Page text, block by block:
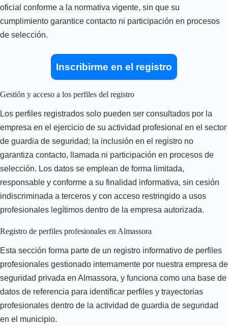
oficial conforme a la normativa vigente, sin que su
cumplimiento garantice contacto ni participación en procesos
de selección.
Inscribirme en el registro
Gestión y acceso a los perfiles del registro
Los perfiles registrados solo pueden ser consultados por la
empresa en el ejercicio de su actividad profesional en el sector
de guardia de seguridad; la inclusión en el registro no
garantiza contacto, llamada ni participación en procesos de
selección. Los datos se emplean de forma limitada,
responsable y conforme a su finalidad informativa, sin cesión
indiscriminada a terceros y con acceso restringido a usos
profesionales legítimos dentro de la empresa autorizada.
Registro de perfiles profesionales en Almassora
Esta sección forma parte de un registro informativo de perfiles
profesionales gestionado internamente por nuestra empresa de
seguridad privada en Almassora, y funciona como una base de
datos de referencia para identificar perfiles y trayectorias
profesionales dentro de la actividad de guardia de seguridad
en el municipio.